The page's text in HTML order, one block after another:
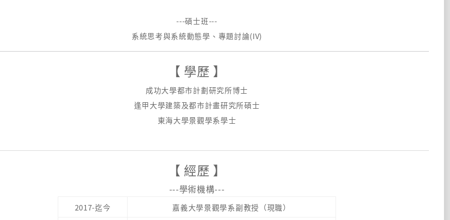
---碩士班---
系統思考與系統動態學、 專題討論(IV)
【 學歷 】
成功大學都市計劃研究所博士
逢甲大學建築及都市計畫研究所碩士
東海大學景觀學系學士
【 經歷 】
---學術機構---
2017-迄今
嘉義大學景觀學系副教授（現職）